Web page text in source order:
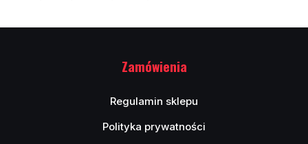
Zamówienia
Regulamin sklepu
Polityka prywatności